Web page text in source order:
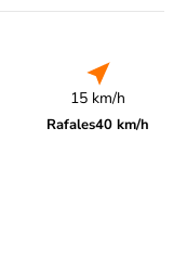
15 km/h
Rafales40 km/h